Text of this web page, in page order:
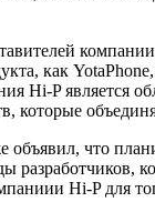
как
Hi-P является
которые
объявил, что
разработчиков,
Hi-P для